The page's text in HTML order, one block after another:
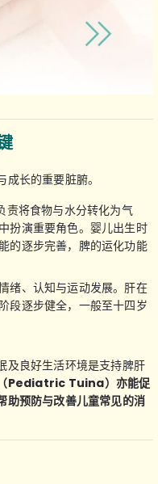
长的重要脏腑。
责将食物与水分转化为气
扮演重要角色。婴儿出生时
的逐步完善，脾的运化功能
绪、认知与运动发展。肝在
段逐步健全，一般至十四岁
及良好生活环境是支持脾肝
Pediatric Tuina）亦能促
助预防与改善儿童常见的消